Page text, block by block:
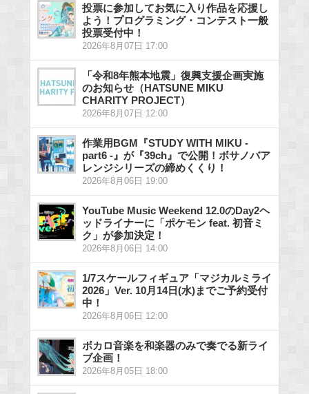
投票に参加してお気に入り作品を応援し
よう！プログラミング・コンテスト一般
投票受付中！
2026年8月07日 17:00
「令和8年熊本地震」復興支援企画実施
のお知らせ（HATSUNE MIKU
CHARITY PROJECT）
2026年8月07日 12:00
作業用BGM『STUDY WITH MIKU -
part6 -』が『39ch』で公開！ボサノバア
レンジシリーズの締めくくり！
2026年8月06日 19:00
YouTube Music Weekend 12.0のDay2ヘ
ッドライナーに「ポケモン feat. 初音ミ
ク」が参加決定！
2026年8月06日 14:00
1/7スケールフィギュア「マジカルミライ
2026」Ver. 10月14日(水)までご予約受付
中！
2026年8月06日 12:00
ボカロ音楽を和楽器のみで奏でる新ライ
ブ企画！
2026年8月05日 18:00